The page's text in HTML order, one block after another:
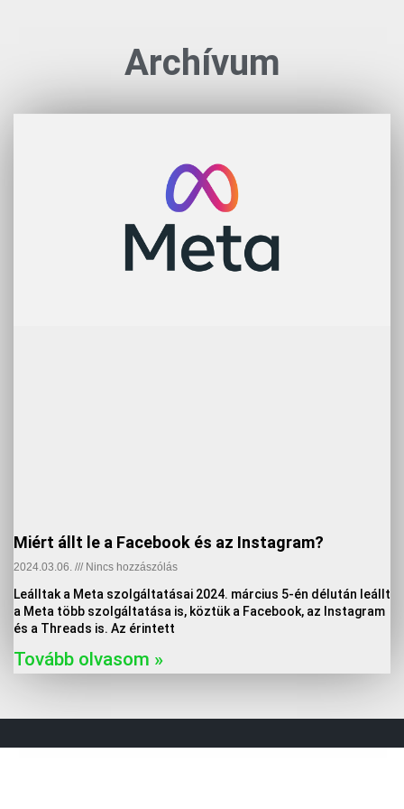
Archívum
Miért állt le a Facebook és az Instagram?
2024.03.06. Nincs hozzászólás
Leálltak a Meta szolgáltatásai 2024. március 5-én délután leállt
a Meta több szolgáltatása is, köztük a Facebook, az Instagram
és a Threads is. Az érintett
Tovább olvasom »